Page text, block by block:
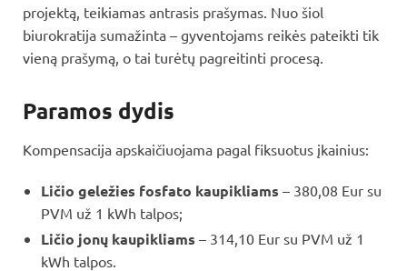
projektą, teikiamas antrasis prašymas. Nuo šiol
biurokratija sumažinta – gyventojams reikės pateikti tik
vieną prašymą, o tai turėtų pagreitinti procesą.
Paramos dydis
Kompensacija apskaičiuojama pagal fiksuotus įkainius:
Ličio geležies fosfato kaupikliams – 380,08 Eur su
PVM už 1 kWh talpos;
Ličio jonų kaupikliams – 314,10 Eur su PVM už 1
kWh talpos.